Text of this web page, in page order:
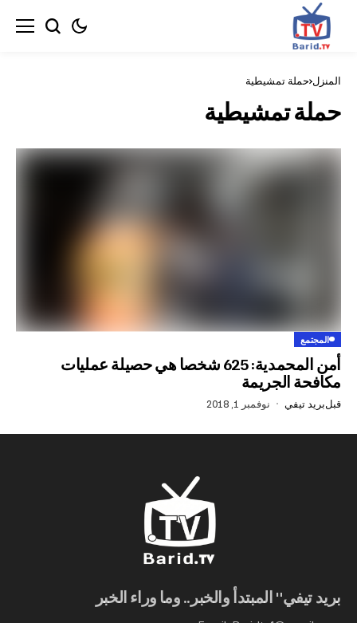
تمشيطية
تمشيطية
أمن المحمدية: 625 شخصا هي حصيلة عمليات
نوفمبر 1, 2018
المبتدأ والخبر.. وما وراء الخبر